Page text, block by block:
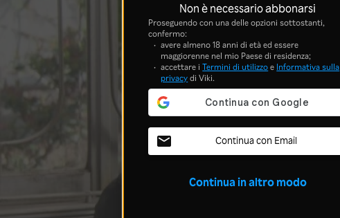
Non è necessario abbonarsi
Proseguendo con una delle opzioni sottostanti,
confermo:
avere almeno 18 anni di età ed essere
maggiorenne nel mio Paese di residenza;
accettare iTermini di utilizzoe Informativa sulla
privacydi Viki.
Continua con Email
Continua in altro modo